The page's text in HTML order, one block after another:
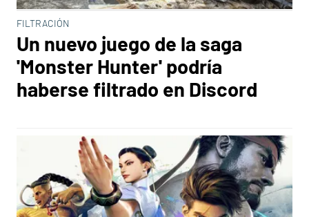
FILTRACIÓN
Un nuevo juego de la saga
'Monster Hunter' podría
haberse filtrado en Discord